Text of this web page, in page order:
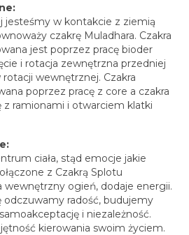
jesteśmy w kontakcie z ziemią
czakrę Muladhara. Czakra
jest poprzez pracę bioder
i rotacja zewnętrzna przedniej
wewnętrznej. Czakra
poprzez pracę z core a czakra
z ramionami i otwarciem klatki
ciała, stąd emocje jakie
z Czakrą Splotu
wewnętrzny ogień, dodaje energii.
odczuwamy radość, budujemy
i niezależność.
kierowania swoim życiem.